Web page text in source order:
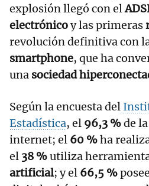
explosión llegó con el
electrónicoy las primeras
revolución definitiva con
smartphone, que ha
una sociedad
Según la encuesta del
Estadística, el 96,3 %de
internet; el 60 %ha
el 38 %utiliza
artificial; y el 66,5 %